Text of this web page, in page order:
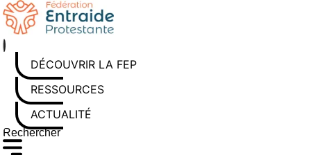
Aller
au
contenu
DÉCOUVRIR LA FEP
RESSOURCES
ACTUALITÉS
Rechercher sur le site
Saisissez au moins 3 caractères pour lancer la recherche